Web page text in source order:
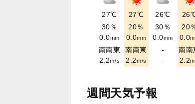
27℃
30％
0.0mm
南南東
2.2m/s
27℃
20％
0.0mm
南南東
2.2m/s
26℃
30％
0.0mm
-
-
20
0.0
南南
2.2
週間天気予報